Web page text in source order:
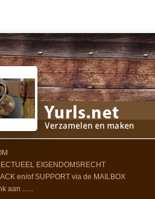
EIGENDOMSRECHT
en/of SUPPORT via de MAILBOX
aan ......